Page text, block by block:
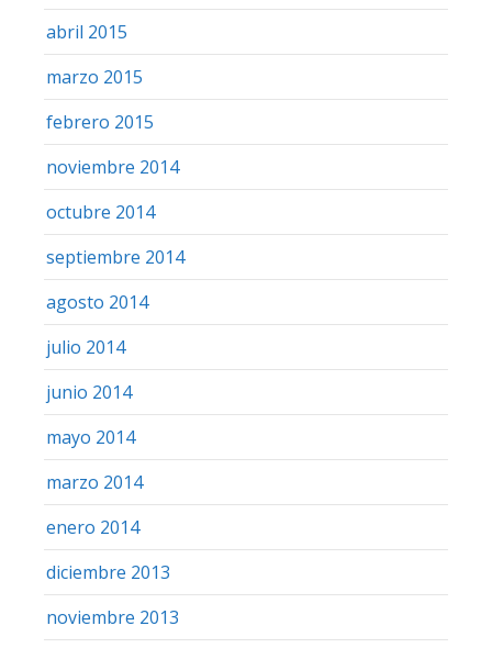
abril 2015
marzo 2015
febrero 2015
noviembre 2014
octubre 2014
septiembre 2014
agosto 2014
julio 2014
junio 2014
mayo 2014
marzo 2014
enero 2014
diciembre 2013
noviembre 2013